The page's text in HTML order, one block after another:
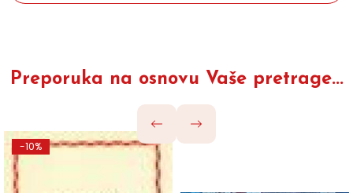
Preporuka na osnovu Vaše pretrage...
-10%